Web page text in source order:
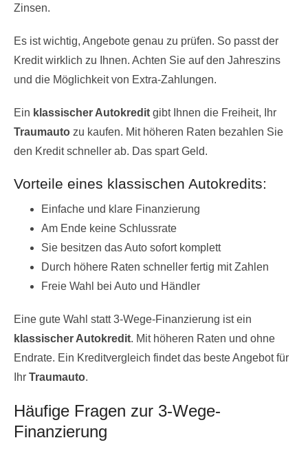
Zinsen.
Es ist wichtig, Angebote genau zu prüfen. So passt der
Kredit wirklich zu Ihnen. Achten Sie auf den Jahreszins
und die Möglichkeit von Extra-Zahlungen.
Ein klassischer Autokredit gibt Ihnen die Freiheit, Ihr
Traumauto zu kaufen. Mit höheren Raten bezahlen Sie
den Kredit schneller ab. Das spart Geld.
Vorteile eines klassischen Autokredits:
Einfache und klare Finanzierung
Am Ende keine Schlussrate
Sie besitzen das Auto sofort komplett
Durch höhere Raten schneller fertig mit Zahlen
Freie Wahl bei Auto und Händler
Eine gute Wahl statt 3-Wege-Finanzierung ist ein
klassischer Autokredit. Mit höheren Raten und ohne
Endrate. Ein Kreditvergleich findet das beste Angebot für
Ihr Traumauto.
Häufige Fragen zur 3-Wege-
Finanzierung